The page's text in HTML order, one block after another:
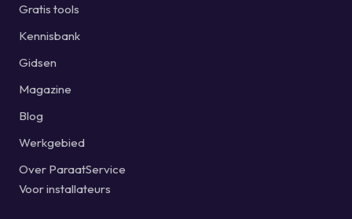
Gratis tools
Kennisbank
Gidsen
Magazine
Blog
Werkgebied
Over ParaatService
Voor installateurs